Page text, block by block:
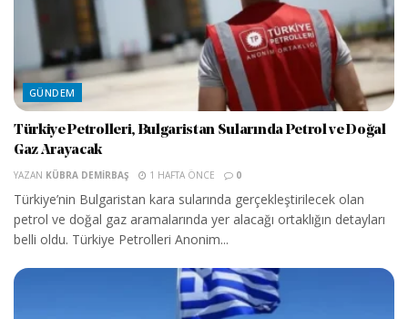
GÜNDEM
Türkiye Petrolleri, Bulgaristan Sularında Petrol ve Doğal
Gaz Arayacak
YAZAN KÜBRA DEMIRBAŞ 1 HAFTA ÖNCE 0
Türkiye’nin Bulgaristan kara sularında gerçekleştirilecek olan
petrol ve doğal gaz aramalarında yer alacağı ortaklığın detayları
belli oldu. Türkiye Petrolleri Anonim...